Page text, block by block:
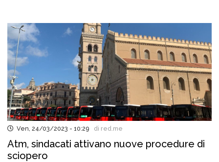
Ven, 24/03/2023 - 10:29 di red.me
Atm, sindacati attivano nuove procedure di
sciopero